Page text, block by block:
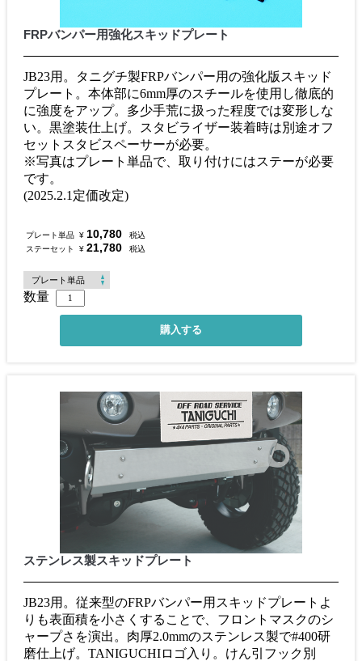
FRPバンパー用強化スキッドプレート
JB23用。タニグチ製FRPバンパー用の強化版スキッド
プレート。本体部に6mm厚のスチールを使用し徹底的
に強度をアップ。多少手荒に扱った程度では変形しな
い。黒塗装仕上げ。スタビライザー装着時は別途オフ
セットスタビスペーサーが必要。
※写真はプレート単品で、取り付けにはステーが必要
です。
(2025.2.1定価改定)
プレート単品 ¥ 10,780
税込
ステーセット
¥ 21,780 税込
数量
ステンレス製スキッドプレート
JB23用。従来型のFRPバンパー用スキッドプレートよ
りも表面積を小さくすることで、フロントマスクのシ
ャープさを演出。肉厚2.0mmのステンレス製で#400研
磨仕上げ。TANIGUCHIロゴ入り。けん引フック別